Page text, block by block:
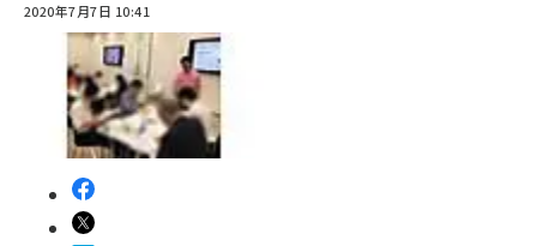
2020年7月7日 10:41